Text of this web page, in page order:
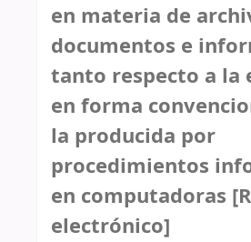
en materia de
documentos e
tanto respecto a la
en forma
la producida por
procedimientos
en computadoras
electrónico]